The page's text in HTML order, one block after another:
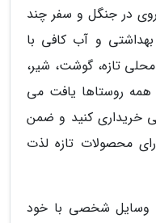
در جنگل و سفر چند
بهداشتی و آب کافی با
تازه، گوشت، شیر،
روستاها یافت می
خریداری کنید و ضمن
محصولات تازه لذت
و وسایل شخصی با خود